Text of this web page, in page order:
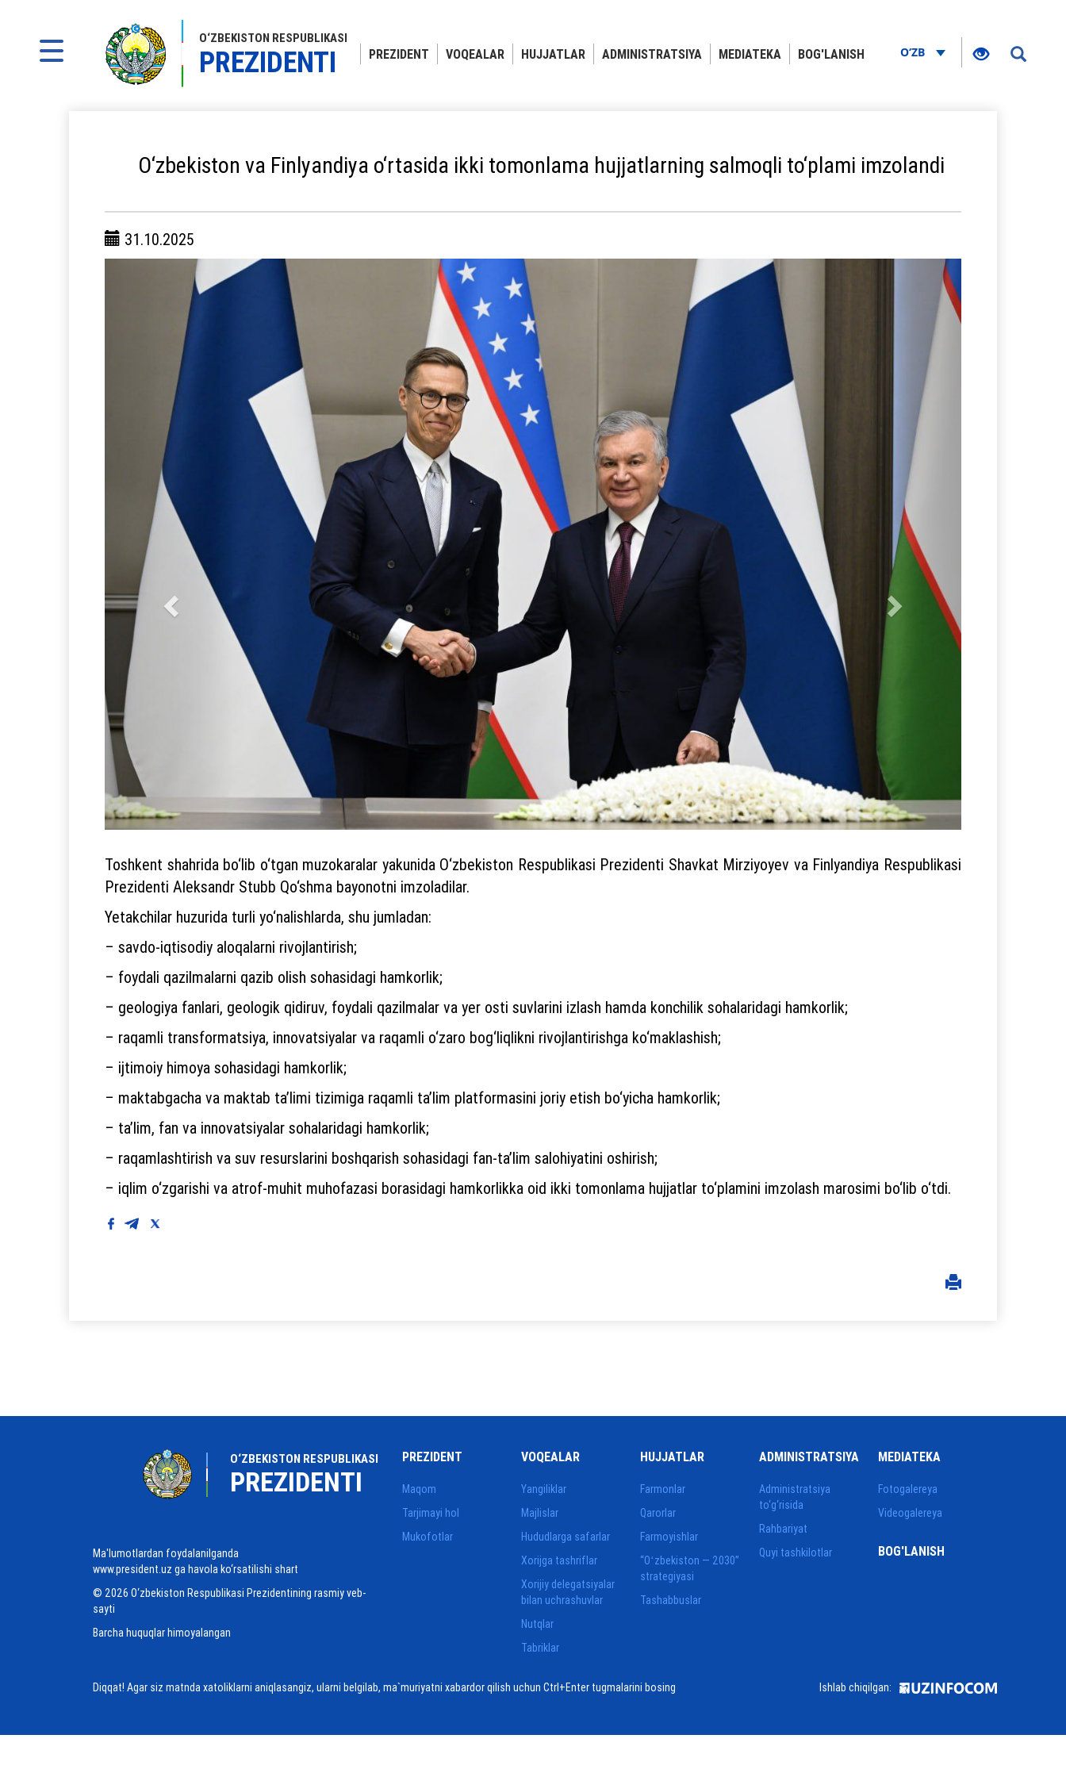
O‘ZBEKISTON RESPUBLIKASI
PREZIDENTI PREZIDENT VOQEALAR HUJJATLAR ADMINISTRATSIYA MEDIATEKA BOG'LANISH O‘ZB
O‘zbekiston va Finlyandiya o‘rtasida ikki tomonlama hujjatlarning salmoqli to‘plami imzolandi
31.10.2025
Toshkent shahrida bo‘lib o‘tgan muzokaralar yakunida O‘zbekiston Respublikasi Prezidenti Shavkat Mirziyoyev va Finlyandiya Respublikasi
Prezidenti Aleksandr Stubb Qo‘shma bayonotni imzoladilar.
Yetakchilar huzurida turli yo‘nalishlarda, shu jumladan:
– savdo-iqtisodiy aloqalarni rivojlantirish;
– foydali qazilmalarni qazib olish sohasidagi hamkorlik;
– geologiya fanlari, geologik qidiruv, foydali qazilmalar va yer osti suvlarini izlash hamda konchilik sohalaridagi hamkorlik;
– raqamli transformatsiya, innovatsiyalar va raqamli o‘zaro bog‘liqlikni rivojlantirishga ko‘maklashish;
– ijtimoiy himoya sohasidagi hamkorlik;
– maktabgacha va maktab ta’limi tizimiga raqamli ta’lim platformasini joriy etish bo‘yicha hamkorlik;
– ta’lim, fan va innovatsiyalar sohalaridagi hamkorlik;
– raqamlashtirish va suv resurslarini boshqarish sohasidagi fan-ta’lim salohiyatini oshirish;
– iqlim o‘zgarishi va atrof-muhit muhofazasi borasidagi hamkorlikka oid ikki tomonlama hujjatlar to‘plamini imzolash marosimi bo‘lib o‘tdi.
O‘ZBEKISTON RESPUBLIKASI
PREZIDENTI
Ma'lumotlardan foydalanilganda
www.president.uz ga havola ko‘rsatilishi shart
© 2026 O‘zbekiston Respublikasi Prezidentining rasmiy veb-
sayti
Barcha huquqlar himoyalangan
PREZIDENT
Maqom
Tarjimayi hol
Mukofotlar
VOQEALAR
Yangiliklar
Majlislar
Hududlarga safarlar
Xorijga tashriflar
Xorijiy delegatsiyalar
bilan uchrashuvlar
Nutqlar
Tabriklar
HUJJATLAR
Farmonlar
Qarorlar
Farmoyishlar
“Oʻzbekiston — 2030”
strategiyasi
Tashabbuslar
ADMINISTRATSIYA
Administratsiya
to‘g‘risida
Rahbariyat
Quyi tashkilotlar
MEDIATEKA
Fotogalereya
Videogalereya
BOG'LANISH
Diqqat! Agar siz matnda xatoliklarni aniqlasangiz, ularni belgilab, ma`muriyatni xabardor qilish uchun Ctrl+Enter tugmalarini bosing Ishlab chiqilgan: